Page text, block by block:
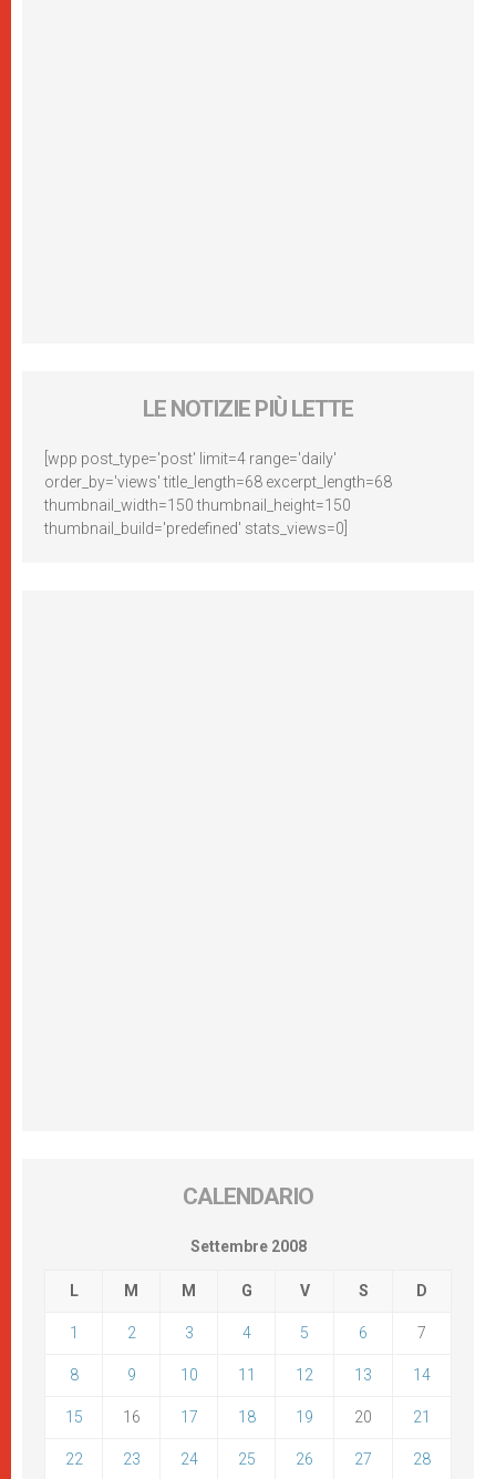
LE NOTIZIE PIÙ LETTE
[wpp post_type='post' limit=4 range='daily'
order_by='views' title_length=68 excerpt_length=68
thumbnail_width=150 thumbnail_height=150
thumbnail_build='predefined' stats_views=0]
CALENDARIO
Settembre 2008
L M M G V S D
1 2 3 4 5 6 7
8 9 10 11 12 13 14
15 16 17 18 19 20 21
22 23 24 25 26 27 28